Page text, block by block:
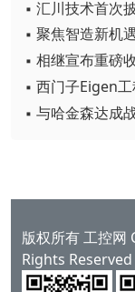
版权所有 工控
Rights Reserved